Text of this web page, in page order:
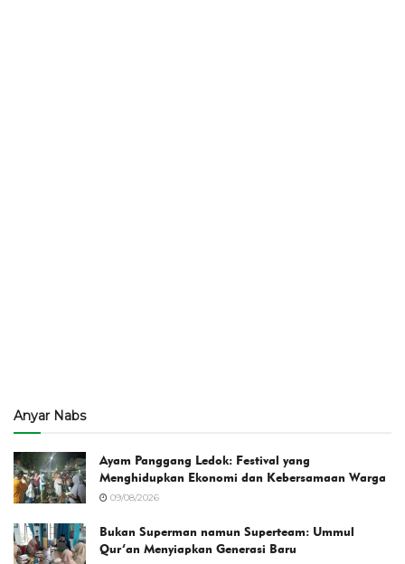
Anyar Nabs
Ayam Panggang Ledok: Festival yang
Menghidupkan Ekonomi dan Kebersamaan Warga
09/08/2026
Bukan Superman namun Superteam: Ummul
Qur’an Menyiapkan Generasi Baru